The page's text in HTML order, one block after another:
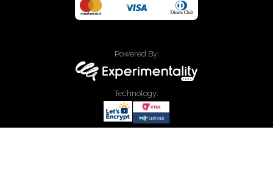
Powered By:
Technology: